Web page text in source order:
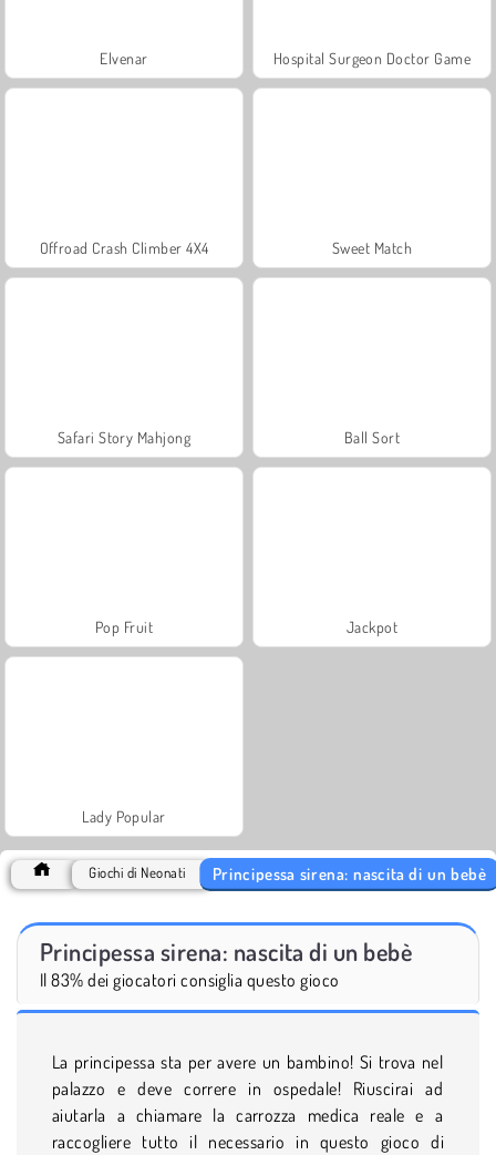
Elvenar Hospital Surgeon Doctor Game
Offroad Crash Climber 4X4 Sweet Match
Safari Story Mahjong Ball Sort
Pop Fruit Jackpot
Lady Popular
Giochi di Neonati Principessa sirena: nascita di un bebè
Principessa sirena: nascita di un bebè
Il 83% dei giocatori consiglia questo gioco
La principessa sta per avere un bambino! Si trova nel
palazzo e deve correre in ospedale! Riuscirai ad
aiutarla a chiamare la carrozza medica reale e a
raccogliere tutto il necessario in questo gioco di